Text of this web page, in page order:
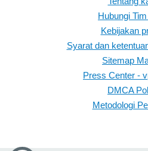
Hubungi
Kebijakan
Syarat dan
Sitemap
Press Center -
DMCA
Metodologi